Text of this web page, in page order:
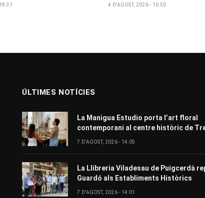
4 D'AGOST, 2026 - 16:50
ÚLTIMES NOTÍCIES
La Manigua Estudio porta l’art floral
contemporani al centre històric de
7 D'AGOST, 2026 - 14:05
La Llibreria Viladesau de Puigcerdà
Guardó als Establiments Històrics
7 D'AGOST, 2026 - 14:01